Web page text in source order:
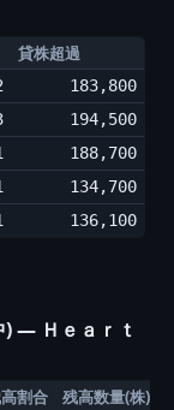
貸株超過
183,800
194,500
188,700
134,700
136,100
) ― Ｈｅａｒｔ
割合 残高数量(株)